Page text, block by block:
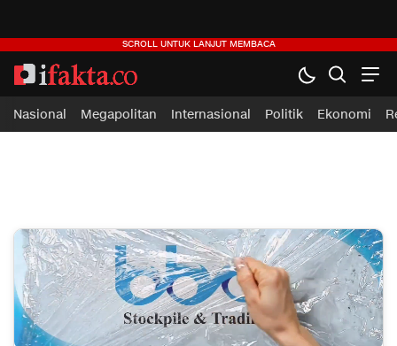
ifakta.co
#pastibenar
Nasional Megapolitan Internasional Politik Ekonomi